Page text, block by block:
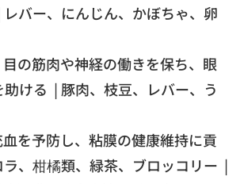
バー、にんじん、かぼちゃ、卵
の筋肉や神経の働きを保ち、眼
ける | 豚肉、枝豆、レバー、う
を予防し、粘膜の健康維持に貢
、柑橘類、緑茶、ブロッコリー |